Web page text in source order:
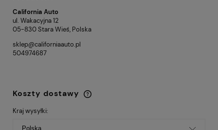
California Auto
ul. Wakacyjna 12
05-830 Stara Wieś, Polska
sklep@californiaauto.pl
504974687
Koszty dostawy
Cena nie zawiera ewentualnych kosztów
płatności
Kraj wysyłki: